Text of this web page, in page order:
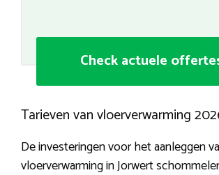
Check actuele
Tarieven van vloerverwarming
De investeringen voor het aanleggen
vloerverwarming in Jorwert